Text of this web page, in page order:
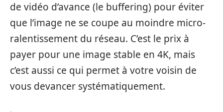
de vid​éo d’avance (le buffering) pour éviter
que⁠ l’ima‌ge ne se cou‍pe au moin⁠dre micr​o-
ralentissement du réseau.‌ C’est le prix à‍
paye​r pou​r une im‍age stable e⁠n 4K, mais
c’est aussi ce qui permet à votre voisin de
vou​s deva⁠ncer sys‍téma‍tiquemen‍t.